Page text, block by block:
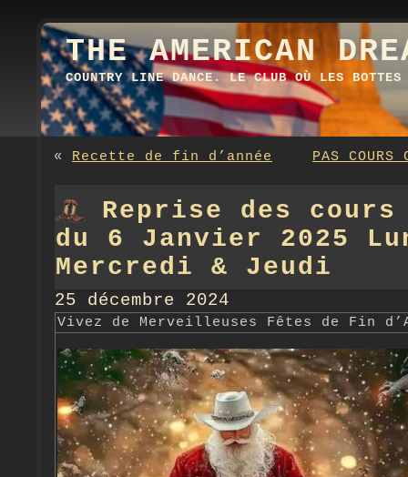
THE AMERICAN
COUNTRY LINE DANCE. LE CLUB OÙ LES BOTTES
« Recette de fin d’année PAS
Reprise des
du 6 Janvier 2025
Mercredi & Jeudi
25 décembre 2024
Vivez de Merveilleuses Fêtes de Fin